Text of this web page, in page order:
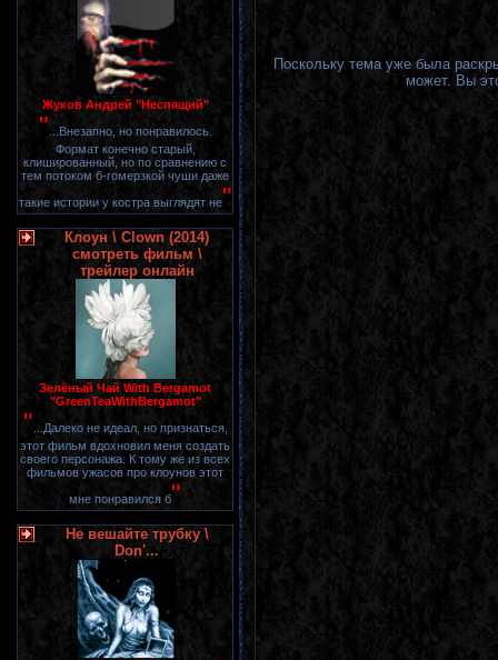
Жуков Андрей "Неспящий"
" ...Внезапно, но понравилось.
Формат конечно старый,
клишированный, но по сравнению с
тем потоком б-гомерзкой чуши даже
такие истории у костра выглядят не"
Клоун \ Clown (2014)
смотреть фильм \
трейлер онлайн
Зелёный Чай With Bergamot
"GreenTeaWithBergamot"
" ...Далеко не идеал, но признаться,
этот фильм вдохновил меня создать
своего персонажа. К тому же из всех
фильмов ужасов про клоунов этот
мне понравился б"
Не вешайте трубку \
Don'...
Поскольку тема уже была
может. Вы